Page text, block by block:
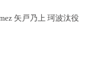
矢戸乃上 珂波汰役